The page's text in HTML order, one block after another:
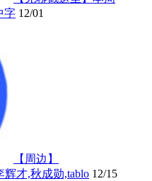
字 12/01
【周边】
辉才,秋成勋,tablo 12/15